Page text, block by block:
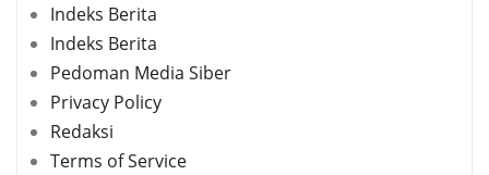
Indeks Berita
Indeks Berita
Pedoman Media Siber
Privacy Policy
Redaksi
Terms of Service